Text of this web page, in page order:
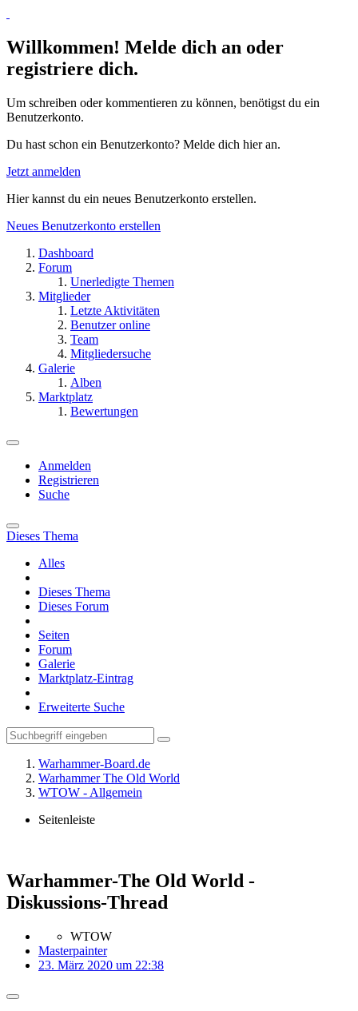
Willkommen! Melde dich an oder
registriere dich.
Um schreiben oder kommentieren zu können, benötigst du ein
Benutzerkonto.
Du hast schon ein Benutzerkonto? Melde dich hier an.
Jetzt anmelden
Hier kannst du ein neues Benutzerkonto erstellen.
Neues Benutzerkonto erstellen
Dashboard
Forum
Unerledigte Themen
Mitglieder
Letzte Aktivitäten
Benutzer online
Team
Mitgliedersuche
Galerie
Alben
Marktplatz
Bewertungen
Anmelden
Registrieren
Suche
Dieses Thema
Alles
Dieses Thema
Dieses Forum
Seiten
Forum
Galerie
Marktplatz-Eintrag
Erweiterte Suche
Warhammer-Board.de
Warhammer The Old World
WTOW - Allgemein
Seitenleiste
Warhammer-The Old World -
Diskussions-Thread
WTOW
Masterpainter
23. März 2020 um 22:38